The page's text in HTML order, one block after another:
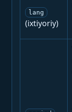
lang
(ixtiyoriy)